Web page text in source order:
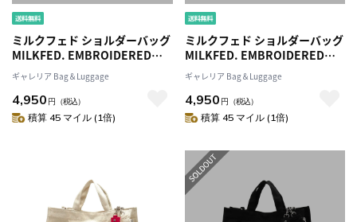
ミルクフェド ショルダーバッグ
MILKFED. EMBROIDERED
BAR SHOULDER BAG
W/STRAP バッグ トートバッグ
2WAY 斜めがけ B5 中学生 高校
生 女子 レディース
ギャレリア Bag＆Luggage
4,950 円 （税込）
積算 45 マイル (1倍)
ミルクフェド ショルダーバッグ
MILKFED. EMBROIDERED
BAR SHOULDER BAG
W/STRAP バッグ トートバッグ
2WAY 斜めがけ B5 中学生 高校
生 女子 レディース
ギャレリア Bag＆Luggage
4,950 円 （税込）
積算 45 マイル (1倍)